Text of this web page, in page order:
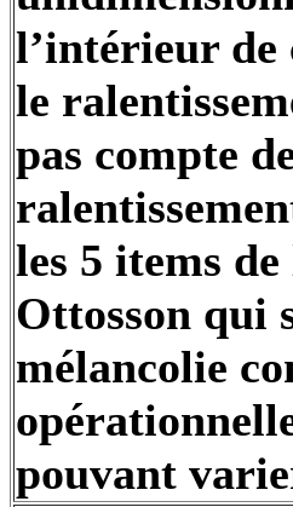
l’intérieur de
le
pas compte
les 5 items
Ottosson qui
mélancolie
pouvant